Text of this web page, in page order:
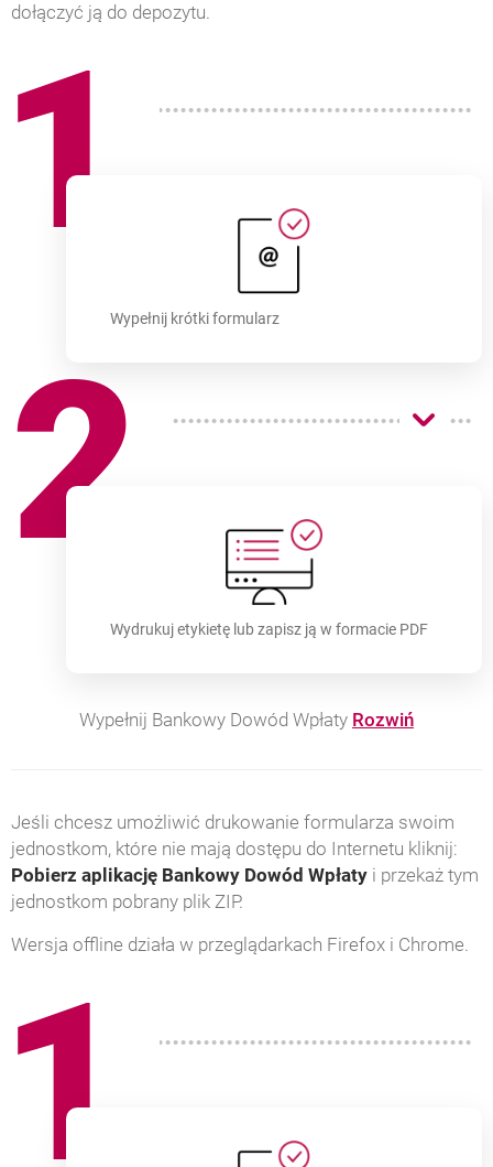
dołączyć ją do depozytu.
1
Wypełnij krótki formularz
2
Wydrukuj etykietę lub zapisz ją w formacie PDF
Wypełnij Bankowy Dowód Wpłaty Rozwiń
Jeśli chcesz umożliwić drukowanie formularza swoim
jednostkom, które nie mają dostępu do Internetu kliknij:
Pobierz aplikację Bankowy Dowód Wpłaty i przekaż tym
jednostkom pobrany plik ZIP.
Wersja offline działa w przeglądarkach Firefox i Chrome.
1